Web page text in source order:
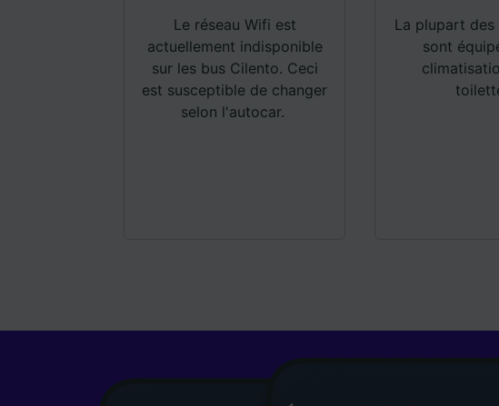
Le réseau Wifi est
actuellement indisponible
sur les bus Cilento. Ceci
est susceptible de changer
selon l'autocar.
La plupart des
sont